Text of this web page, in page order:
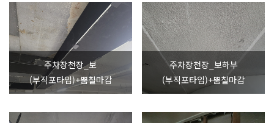
주차장천장_보
(부직포타입)+뿜칠마감
주차장천장_보하부
(부직포타입)+뿜칠마감